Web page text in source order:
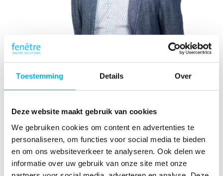
Toestemming Details Over
Deze website maakt gebruik van cookies
We gebruiken cookies om content en advertenties te
personaliseren, om functies voor social media te bieden
en om ons websiteverkeer te analyseren. Ook delen we
informatie over uw gebruik van onze site met onze
eenvoudig op basis van statistieken.